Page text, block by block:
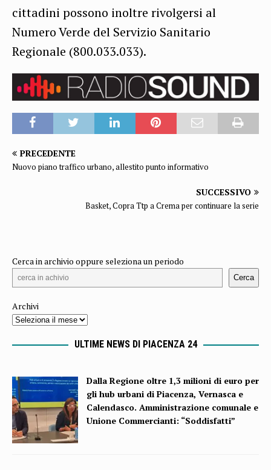
cittadini possono inoltre rivolgersi al
Numero Verde del Servizio Sanitario
Regionale (800.033.033).
PRECEDENTE
Nuovo piano traffico urbano, allestito punto informativo
SUCCESSIVO
Basket, Copra Ttp a Crema per continuare la serie
Cerca in archivio oppure seleziona un periodo
Cerca
Archivi
ULTIME NEWS DI PIACENZA 24
Dalla Regione oltre 1,3 milioni di euro per
gli hub urbani di Piacenza, Vernasca e
Calendasco. Amministrazione comunale e
Unione Commercianti: “Soddisfatti”